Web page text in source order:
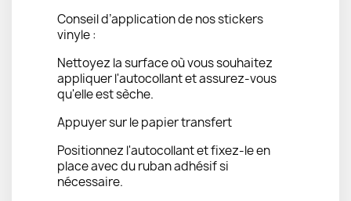
Conseil d’application de nos stickers
vinyle :
Nettoyez la surface où vous souhaitez
appliquer l'autocollant et assurez-vous
qu'elle est sèche.
Appuyer sur le papier transfert
Positionnez l'autocollant et fixez-le en
place avec du ruban adhésif si
nécessaire.